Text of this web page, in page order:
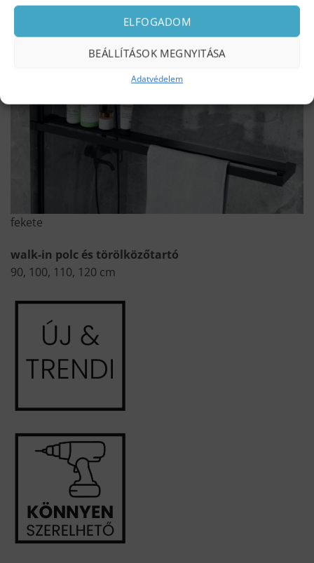
ELFOGADOM
BEÁLLÍTÁSOK MEGNYITÁSA
Adatvédelem
fekete
walk-in polc és törölközőtartó
90, 100, 110, 120 cm